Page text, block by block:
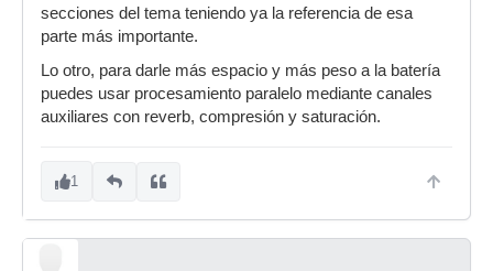
secciones del tema teniendo ya la referencia de esa
parte más importante.
Lo otro, para darle más espacio y más peso a la batería
puedes usar procesamiento paralelo mediante canales
auxiliares con reverb, compresión y saturación.
1